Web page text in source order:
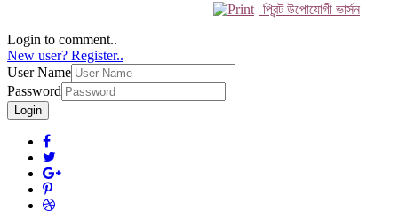
প্রিন্ট উপোযোগী ভার্সন
Login to comment..
New user? Register..
User Name
Password